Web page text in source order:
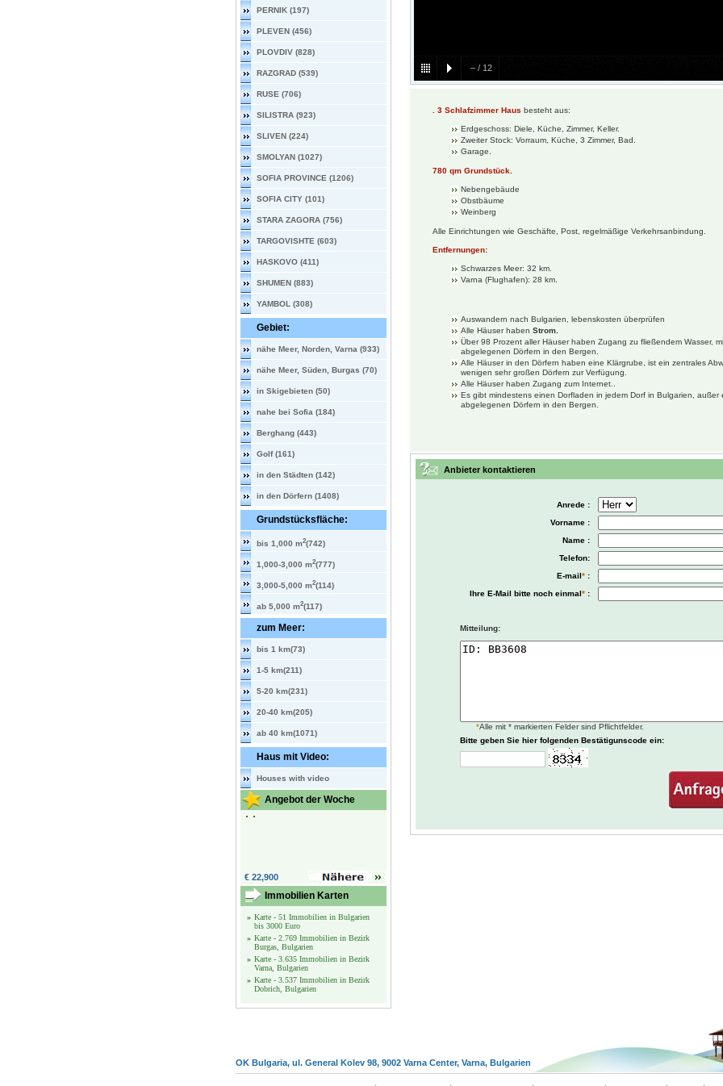
PERNIK (197)
PLEVEN (456)
PLOVDIV (828)
RAZGRAD (539)
RUSE (706)
SILISTRA (923)
SLIVEN (224)
SMOLYAN (1027)
SOFIA PROVINCE (1206)
SOFIA CITY (101)
STARA ZAGORA (756)
TARGOVISHTE (603)
HASKOVO (411)
SHUMEN (883)
YAMBOL (308)
Gebiet:
nähe Meer, Norden, Varna (933)
nähe Meer, Süden, Burgas (70)
in Skigebieten (50)
nahe bei Sofia (184)
Berghang (443)
Golf (161)
in den Städten (142)
in den Dörfern (1408)
Grundstücksfläche:
bis 1,000 m2(742)
1,000-3,000 m2(777)
3,000-5,000 m2(114)
ab 5,000 m2(117)
zum Meer:
bis 1 km(73)
1-5 km(211)
5-20 km(231)
20-40 km(205)
ab 40 km(1071)
Haus mit Video:
Houses with video
Angebot der Woche
€ 22,900
Immobilien Karten
» Karte - 51 Immobilien in Bulgarien
bis 3000 Euro
» Karte - 2.769 Immobilien in Bezirk
Burgas, Bulgarien
» Karte - 3.635 Immobilien in Bezirk
Varna, Bulgarien
» Karte - 3.537 Immobilien in Bezirk
Dobrich, Bulgarien
– / 12
. 3 Schlafzimmer Haus besteht aus:
Erdgeschoss: Diele, Küche, Zimmer, Keller.
Zweiter Stock: Vorraum, Küche, 3 Zimmer, Bad.
Garage.
780 qm Grundstück.
Nebengebäude
Obstbäume
Weinberg
Alle Einrichtungen wie Geschäfte, Post, regelmäßige Verkehrsanbindung.
Entfernungen:
Schwarzes Meer: 32 km.
Varna (Flughafen): 28 km.
Auswandern nach Bulgarien, lebenskosten überprüfen
Alle Häuser haben Strom.
Über 98 Prozent aller Häuser haben Zugang zu fließendem Wasser,
abgelegenen Dörfern in den Bergen.
Alle Häuser in den Dörfern haben eine Klärgrube, ist ein zentrales
wenigen sehr großen Dörfern zur Verfügung.
Alle Häuser haben Zugang zum Internet..
Es gibt mindestens einen Dorfladen in jedem Dorf in Bulgarien, außer
abgelegenen Dörfern in den Bergen.
Anbieter kontaktieren
Anrede :
Vorname :
Name :
Telefon:
E-mail* :
Ihre E-Mail bitte noch einmal* :
Mitteilung:
*Alle mit * markierten Felder sind Pflichtfelder.
Bitte geben Sie hier folgenden Bestätigunscode ein:
OK Bulgaria, ul. General Kolev 98, 9002 Varna Center, Varna, Bulgarien